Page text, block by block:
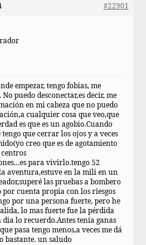
#22901
empezar, tengo fobias, me
puedo desconectar,es decir, me
en mi cabeza que no puedo
cualquier cosa que veo,que
es que es un agobio.Cuando
que cerrar los ojos y a veces
creo que es de agotamiento
para vivirlo.tengo 52
aventura,estuve en la mili en un
las pruebas a bombero
cuenta propia con los riesgos
por una persona fuerte, pero he
lo mas fuerte fue la pérdida
dia lo recuerdo.Antes tenía ganas
pasa tengo menos,a veces me dá
bastante. un saludo